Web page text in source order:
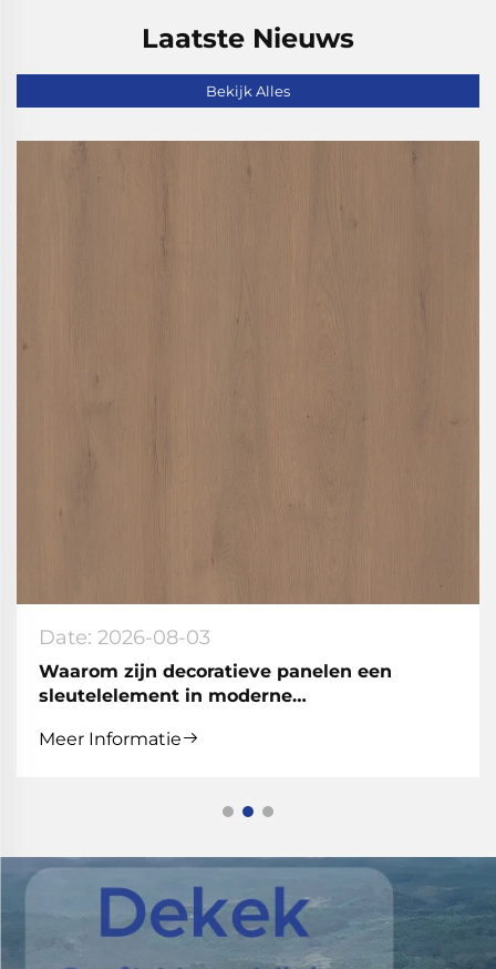
Laatste Nieuws
Bekijk Alles
Hoe u uw panelen onderhoudt voor